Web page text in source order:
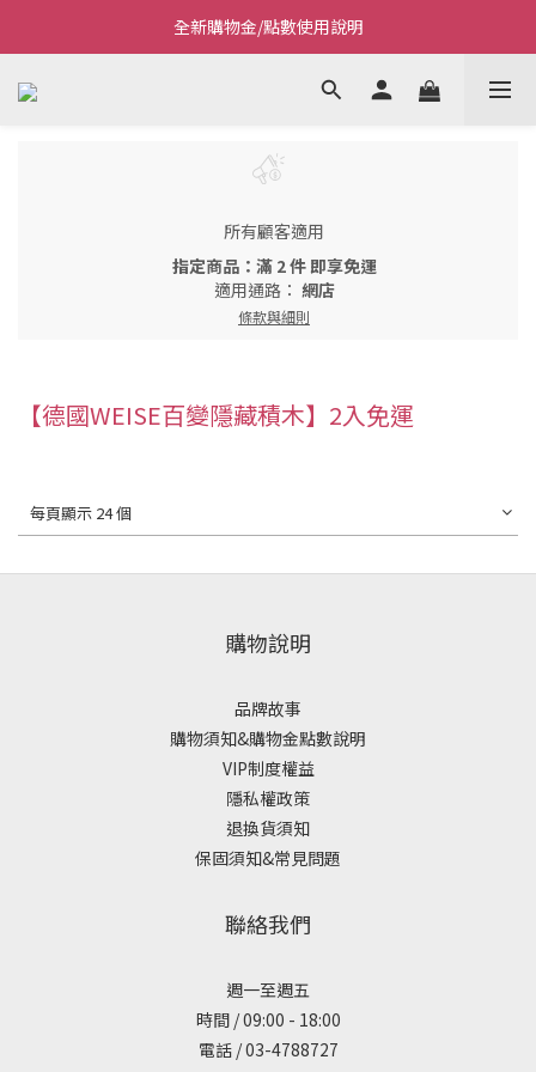
Welcome~私藏生活~
全新購物金/點數使用說明
Welcome~私藏生活~
所有顧客適用
指定商品：滿 2 件 即享免運
適用通路： 網店
條款與細則
【德國WEISE百變隱藏積木】2入免運
每頁顯示 24 個
購物說明
品牌故事
購物須知&購物金點數說明
VIP制度權益
隱私權政策
退換貨須知
保固須知&常見問題
聯絡我們
週一至週五
時間 / 09:00 - 18:00
電話 / 03-4788727